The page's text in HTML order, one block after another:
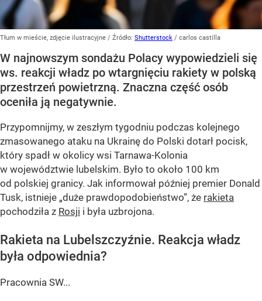
Tłum w mieście, zdjęcie ilustracyjne / Źródło: Shutterstock / carlos castilla
W najnowszym sondażu Polacy wypowiedzieli się
ws. reakcji władz po wtargnięciu rakiety w polską
przestrzeń powietrzną. Znaczna część osób
oceniła ją negatywnie.
Przypomnijmy, w zeszłym tygodniu podczas kolejnego
zmasowanego ataku na Ukrainę do Polski dotarł pocisk,
który spadł w okolicy wsi Tarnawa-Kolonia
w województwie lubelskim. Było to około 100 km
od polskiej granicy. Jak informował później premier Donald
Tusk, istnieje „duże prawdopodobieństwo”, że rakieta
pochodziła z Rosji i była uzbrojona.
Rakieta na Lubelszczyźnie. Reakcja władz
była odpowiednia?
Pracownia SW...